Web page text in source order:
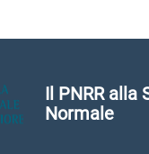
Il PNRR alla
Normale